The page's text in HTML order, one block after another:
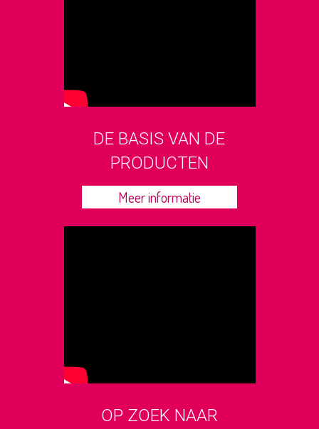
DE BASIS VAN DE
PRODUCTEN
Meer informatie
OP ZOEK NAAR